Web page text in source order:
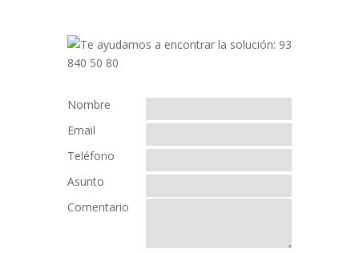
Nombre
Email
Teléfono
Asunto
Comentario